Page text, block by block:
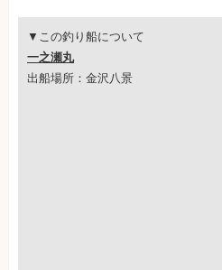
▼この釣り船について
一之瀬丸
出船場所：金沢八景